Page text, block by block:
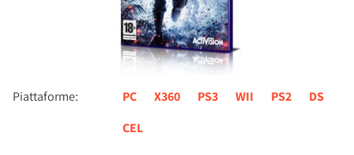
Piattaforme: PC X360 PS3 WII PS2
DS
CEL